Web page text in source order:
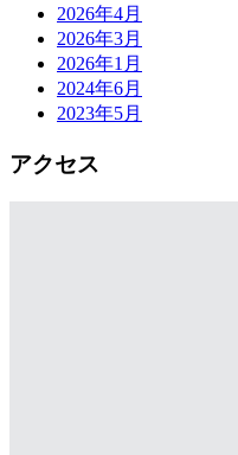
2026年4月
2026年3月
2026年1月
2024年6月
2023年5月
アクセス